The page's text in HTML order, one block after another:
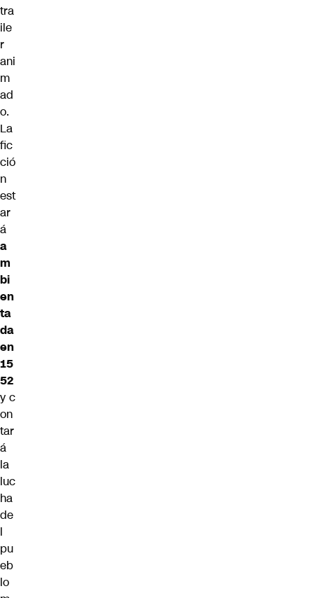
tra
ile
r
ani
m
ad
o.
La
fic
ció
n
est
ar
á
a
m
bi
en
ta
da
en
15
52
y c
on
tar
á
la
luc
ha
de
l
pu
eb
lo